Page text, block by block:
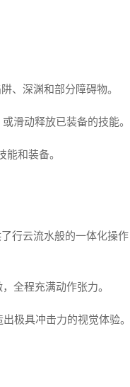
、深渊和部分障碍物。
滑动释放已装备的技能。
和装备。
行云流水般的一体化操作
全程充满动作张力。
极具冲击力的视觉体验。